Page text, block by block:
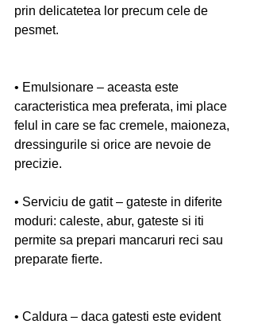
prin delicatetea lor precum cele de
pesmet.
• Emulsionare – aceasta este
caracteristica mea preferata, imi place
felul in care se fac cremele, maioneza,
dressingurile si orice are nevoie de
precizie.
• Serviciu de gatit – gateste in diferite
moduri: caleste, abur, gateste si iti
permite sa prepari mancaruri reci sau
preparate fierte.
• Caldura – daca gatesti este evident